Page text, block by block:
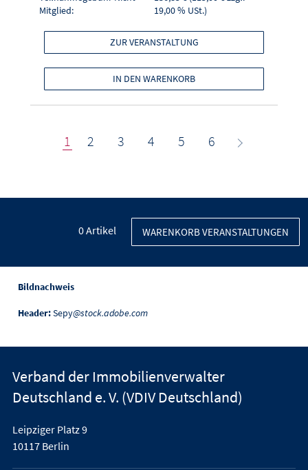
Mitglied:
19,00 % USt.)
ZUR VERANSTALTUNG
IN DEN WARENKORB
1 2 3 4 5 6
0Artikel WARENKORB VERANSTALTUNGEN
Bildnachweis
Header:Sepy@stock.adobe.com
Verband der Immobilienverwalter
Deutschland e. V. (VDIV Deutschland)
Leipziger Platz 9
10117 Berlin